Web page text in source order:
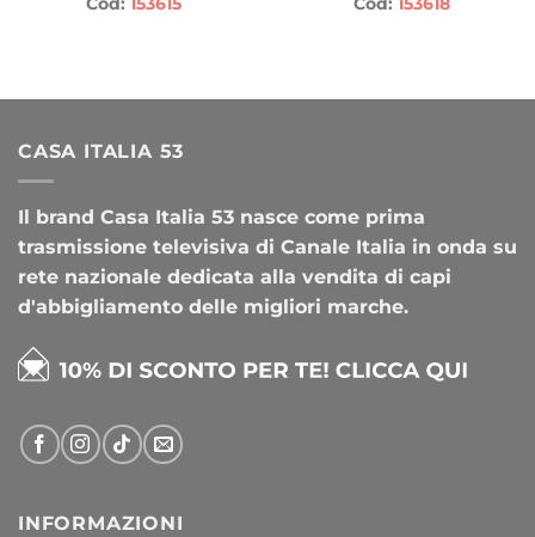
CASA ITALIA 53
Il brand Casa Italia 53 nasce come prima
trasmissione televisiva di Canale Italia in onda su
rete nazionale dedicata alla vendita di capi
d'abbigliamento delle migliori marche.
INFORMAZIONI